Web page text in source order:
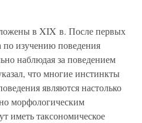
в XIX в. После первых
изучению поведения
наблюдая за поведением
что многие инстинкты
являются настолько
морфологическим
иметь таксономическое